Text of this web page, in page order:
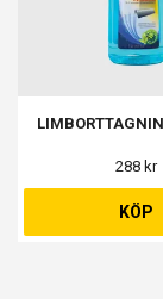
288 kr
KÖP